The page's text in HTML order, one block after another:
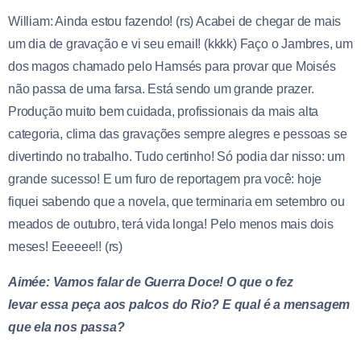
William: Ainda estou fazendo! (rs) Acabei de chegar de mais
um dia de gravação e vi seu email! (kkkk) Faço o Jambres, um
dos magos chamado pelo Hamsés para provar que Moisés
não passa de uma farsa. Está sendo um grande prazer.
Produção muito bem cuidada, profissionais da mais alta
categoria, clima das gravações sempre alegres e pessoas se
divertindo no trabalho. Tudo certinho! Só podia dar nisso: um
grande sucesso! E um furo de reportagem pra você: hoje
fiquei sabendo que a novela, que terminaria em setembro ou
meados de outubro, terá vida longa! Pelo menos mais dois
meses! Eeeeee!! (rs)
Aimée: Vamos falar de Guerra Doce! O que o fez
levar essa peça aos palcos do Rio? E qual é a mensagem
que ela nos passa?